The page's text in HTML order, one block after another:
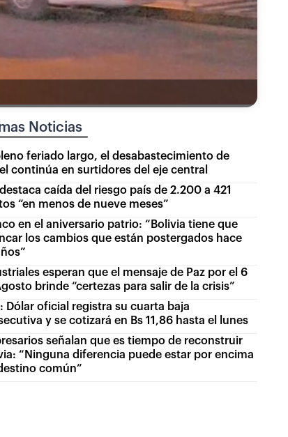
Noticias
feriado largo, el desabastecimiento de
continúa en surtidores del eje central
destaca caída del riesgo país de 2.200 a 421
“en menos de nueve meses”
en el aniversario patrio: “Bolivia tiene que
los cambios que están postergados hace
esperan que el mensaje de Paz por el 6
brinde “certezas para salir de la crisis”
Dólar oficial registra su cuarta baja
y se cotizará en Bs 11,86 hasta el lunes
señalan que es tiempo de reconstruir
“Ninguna diferencia puede estar por encima
común”